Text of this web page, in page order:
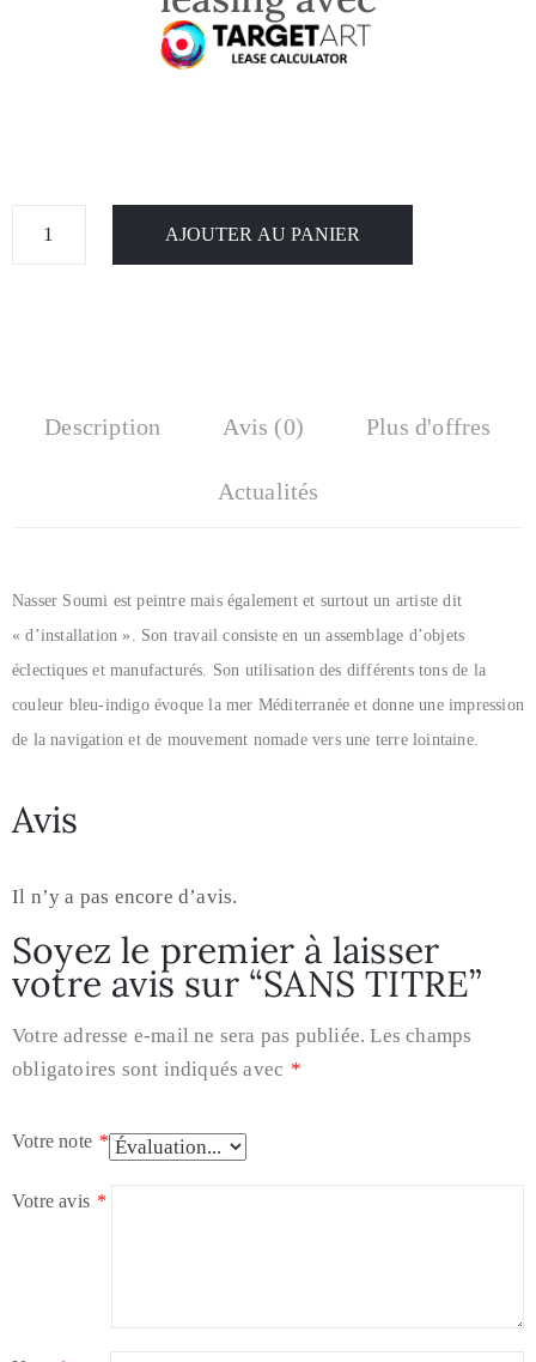
AJOUTER AU PANIER
Description Avis (0) Plus d'offres
Actualités
Nasser Soumi est peintre mais également et surtout un artiste dit
« d’installation ». Son travail consiste en un assemblage d’objets
éclectiques et manufacturés. Son utilisation des différents tons de la
couleur bleu-indigo évoque la mer Méditerranée et donne une impression
de la navigation et de mouvement nomade vers une terre lointaine.
Avis
Il n’y a pas encore d’avis.
Soyez le premier à laisser
votre avis sur “SANS TITRE”
Votre adresse e-mail ne sera pas publiée. Les champs
obligatoires sont indiqués avec *
Votre note *
Votre avis *